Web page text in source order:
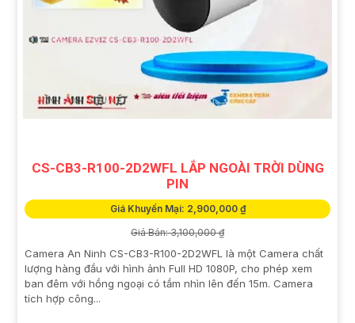
CS-CB3-R100-2D2WFL LẮP NGOÀI TRỜI DÙNG
PIN
Giá Khuyến Mại: 2,900,000 ₫
Giá Bán: 3,100,000 ₫
Camera An Ninh CS-CB3-R100-2D2WFL là một Camera chất
lượng hàng đầu với hình ảnh Full HD 1080P, cho phép xem
ban đêm với hồng ngoại có tầm nhìn lên đến 15m. Camera
tích hợp công...